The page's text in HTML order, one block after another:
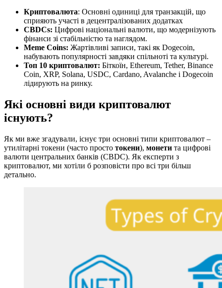
Криптовалюта: Основні одиниці для транзакцій, що
сприяють участі в децентралізованих додатках
CBDCs: Цифрові національні валюти, що модернізують
фінанси зі стабільністю та наглядом.
Meme Coins: Жартівливі записи, такі як Dogecoin,
набувають популярності завдяки спільноті та культурі.
Топ 10 криптовалют: Біткоїн, Ethereum, Tether, Binance
Coin, XRP, Solana, USDC, Cardano, Avalanche і Dogecoin
лідирують на ринку.
Які основні види криптовалют
існують?
Як ми вже згадували, існує три основні типи криптовалют –
утилітарні токени (часто просто токени), монети та цифрові
валюти центральних банків (CBDC). Як експерти з
криптовалют, ми хотіли б розповісти про всі три більш
детально.